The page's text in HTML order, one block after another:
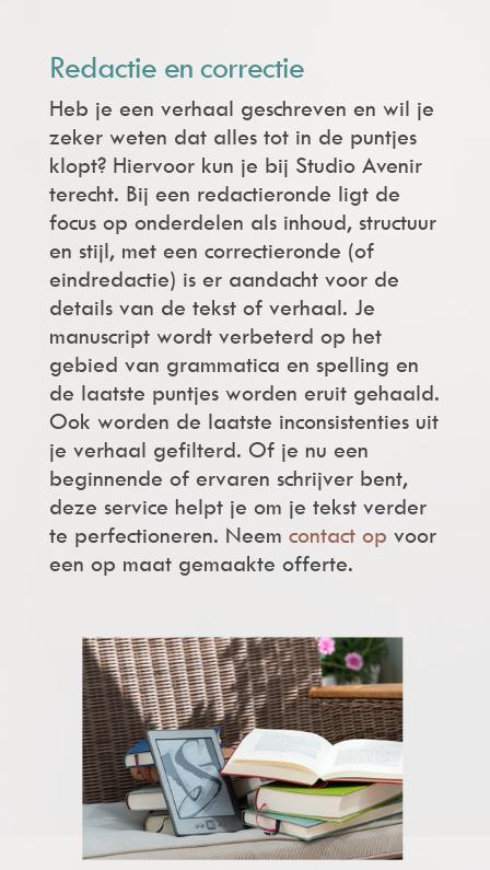
Redactie en correctie
Heb je een verhaal geschreven en wil je
zeker weten dat alles tot in de puntjes
klopt? Hiervoor kun je bij Studio Avenir
terecht. Bij een redactieronde ligt de
focus op onderdelen als inhoud, structuur
en stijl, met een correctieronde (of
eindredactie) is er aandacht voor de
details van de tekst of verhaal. Je
manuscript wordt verbeterd op het
gebied van grammatica en spelling en
de laatste puntjes worden eruit gehaald.
Ook worden de laatste inconsistenties uit
je verhaal gefilterd. Of je nu een
beginnende of ervaren schrijver bent,
deze service helpt je om je tekst verder
te perfectioneren. Neem contact op voor
een op maat gemaakte offerte.